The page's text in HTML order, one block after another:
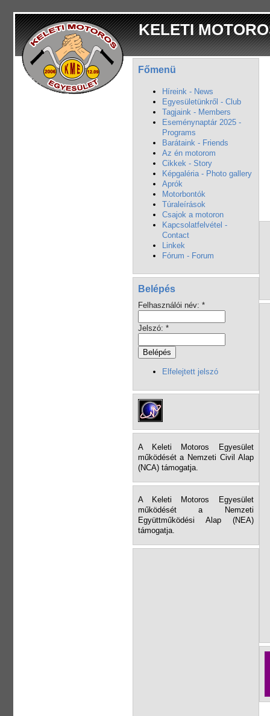
KELETI
Főmenü
Híreink - News
Egyesületünkről - Club
Tagjaink - Members
Eseménynaptár 2025 -
Programs
Barátaink - Friends
Az én motorom
Cikkek - Story
Képgaléria - Photo gallery
Aprók
Motorbontók
Túraleírások
Csajok a motoron
Kapcsolatfelvétel -
Contact
Linkek
Fórum - Forum
Belépés
Felhasználói név: *
Jelszó: *
Elfelejtett jelszó
A Keleti Motoros Egyesület
működését a Nemzeti Civil Alap
(NCA) támogatja.
A Keleti Motoros Egyesület
működését a Nemzeti
Együttműködési Alap (NEA)
támogatja.